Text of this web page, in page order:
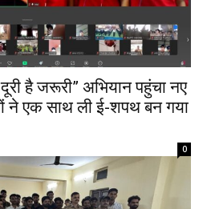
है जरूरी” अभियान पहुंचा नए
ने एक साथ ली ई-शपथ बन गया
0